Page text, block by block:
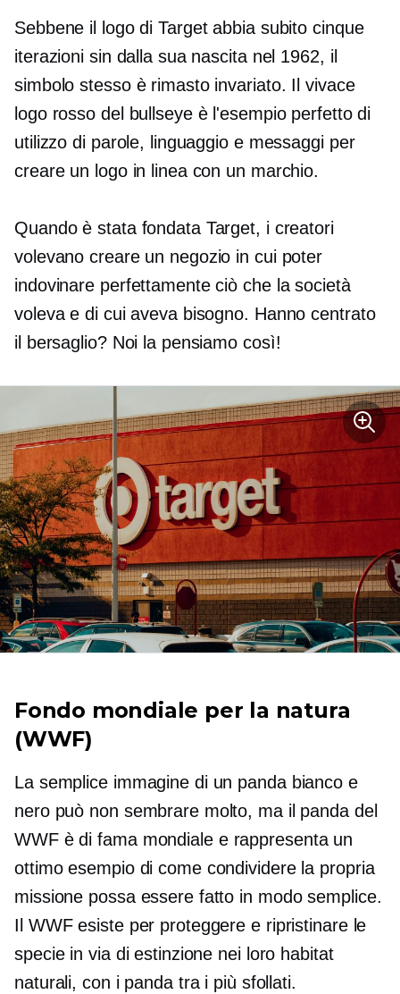
Sebbene il logo di Target abbia subito cinque
iterazioni sin dalla sua nascita nel 1962, il
simbolo stesso è rimasto invariato. Il vivace
logo rosso del bullseye è l'esempio perfetto di
utilizzo di parole, linguaggio e messaggi per
creare un logo in linea con un marchio.
Quando è stata fondata Target, i creatori
volevano creare un negozio in cui poter
indovinare perfettamente ciò che la società
voleva e di cui aveva bisogno. Hanno centrato
il bersaglio? Noi la pensiamo così!
Fondo mondiale per la natura
(WWF)
La semplice immagine di un panda bianco e
nero può non sembrare molto, ma il panda del
WWF èdi fama mondialee rappresenta un
ottimo esempio di come condividere la propria
missione possa essere fatto in modo semplice.
Il WWF esiste per proteggere e ripristinare le
specie in via di estinzione nei loro habitat
naturali, con i panda tra i più sfollati.